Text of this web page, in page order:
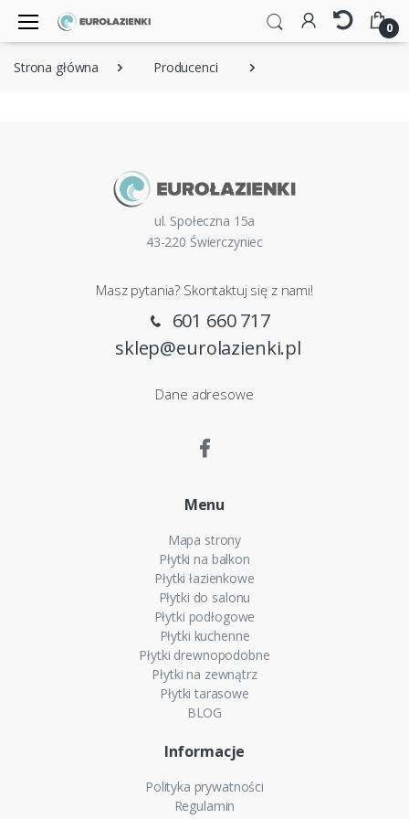
0
Strona główna Producenci
ul. Społeczna 15a
43-220 Świerczyniec
Masz pytania? Skontaktuj się z nami!
601 660 717
sklep@eurolazienki.pl
Dane adresowe
Menu
Mapa strony
Płytki na balkon
Płytki łazienkowe
Płytki do salonu
Płytki podłogowe
Płytki kuchenne
Płytki drewnopodobne
Płytki na zewnątrz
Płytki tarasowe
BLOG
Informacje
Polityka prywatności
Regulamin